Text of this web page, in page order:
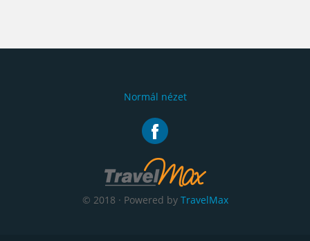
Normál nézet
© 2018 · Powered by TravelMax